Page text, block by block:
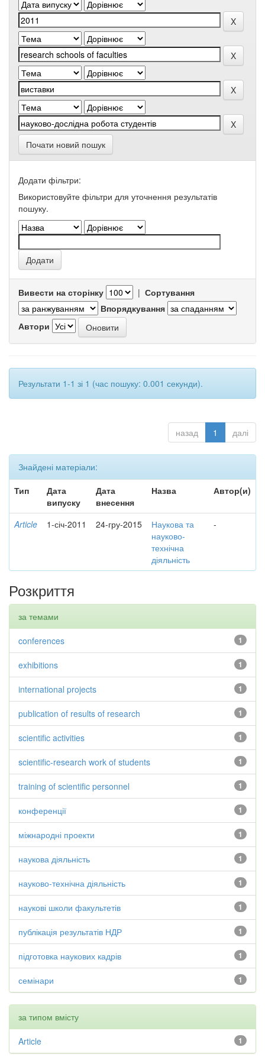
Почати новий пошук
Додати фільтри:
Використовуйте фільтри для уточнення результатів
пошуку.
Вивести на сторінку | Сортування
Впорядкування
Автори
Результати 1-1 зі 1 (час пошуку: 0.001 секунди).
назад 1 далі
Знайдені матеріали:
Тип
Дата
випуску
Дата
внесення
Назва Автор(и)
Article 1-січ-2011 24-гру-2015
Наукова та
науково-
технічна
діяльність
-
Розкриття
за темами
1
conferences
1
exhibitions
1
international projects
1
publication of results of research
1
scientific activities
1
scientific-research work of students
1
training of scientific personnel
1
конференції
1
міжнародні проекти
1
наукова діяльність
1
науково-технічна діяльність
1
наукові школи факультетів
1
публікація результатів НДР
1
підготовка наукових кадрів
1
семінари
за типом вмісту
1
Article